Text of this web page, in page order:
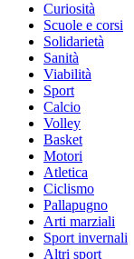
Curiosità
Scuole e corsi
Solidarietà
Sanità
Viabilità
Sport
Calcio
Volley
Basket
Motori
Atletica
Ciclismo
Pallapugno
Arti marziali
Sport invernali
Altri sport